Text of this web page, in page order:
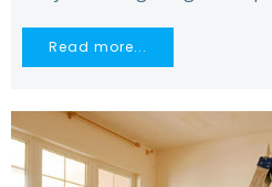
Read more...